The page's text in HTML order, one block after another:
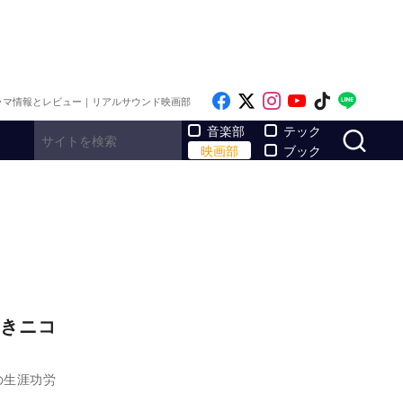
情報とレビュー｜リアルサウンド映画部 Like on Facebook
Follow on x
Follow on
Follow on
Follow
音楽部
映画部
テック
ブック
ニコ
涯功労